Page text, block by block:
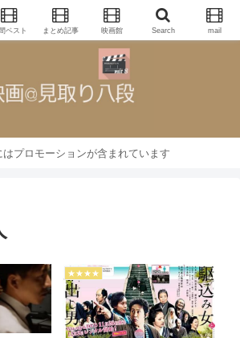
映画批評・レビューブログ
はプロモーションが含まれています
★★★★
ベスト まとめ記事 映画館 Search mail